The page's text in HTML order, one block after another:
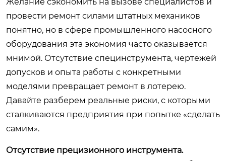
провести ремонт силами штатных механиков
понятно, но в сфере промышленного насосного
оборудования эта экономия часто оказывается
мнимой. Отсутствие специнструмента, чертежей
допусков и опыта работы с конкретными
моделями превращает ремонт в лотерею.
Давайте разберем реальные риски, с которыми
сталкиваются предприятия при попытке «сделать
самим».
Отсутствие прецизионного инструмента.